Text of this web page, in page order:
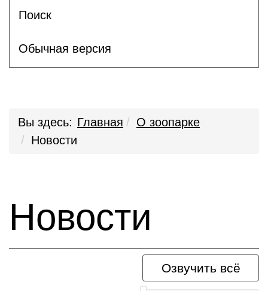
Поиск
Обычная версия
Вы здесь: Главная
О зоопарке
Новости
Новости
Озвучить всё